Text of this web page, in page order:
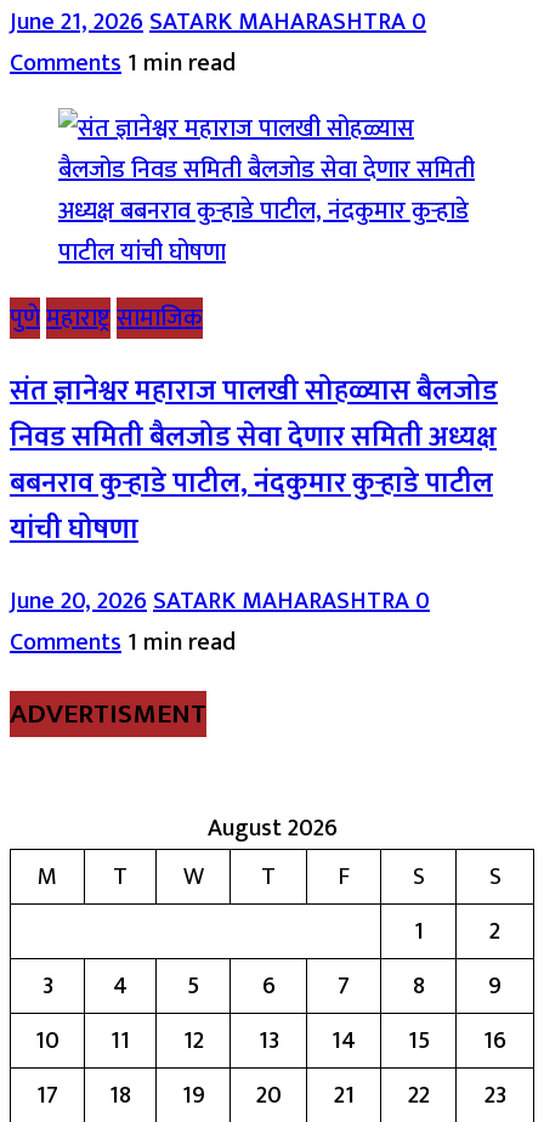
June 21, 2026SATARK MAHARASHTRA0
Comments1 min read
पुणेमहाराष्ट्रसामाजिक
संत ज्ञानेश्वर महाराज पालखी सोहळ्यास बैलजोड
निवड समिती बैलजोड सेवा देणार समिती अध्यक्ष
बबनराव कुऱ्हाडे पाटील, नंदकुमार कुऱ्हाडे पाटील
यांची घोषणा
June 20, 2026SATARK MAHARASHTRA0
Comments1 min read
ADVERTISMENT
August 2026
M
T W T F S
S
1
2
3
4 5 6 7 8
9
10
11 12 13 14 15
16
17
18 19 20 21 22 23